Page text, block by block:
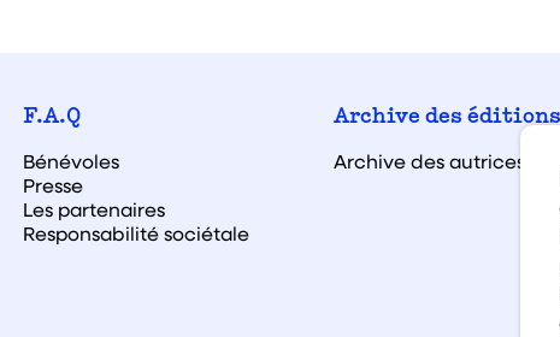
F.A.Q
Bénévoles
Presse
Les partenaires
Responsabilité sociétale
Archive des éditions
Archive des autrices et